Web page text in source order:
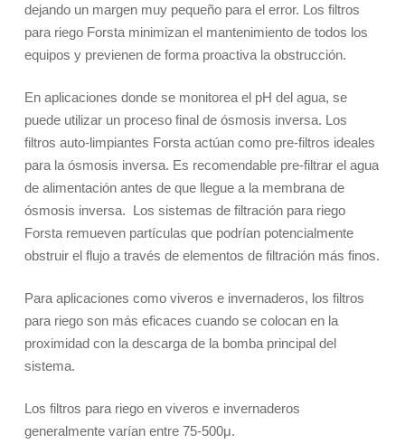
dejando un margen muy pequeño para el error. Los filtros
para riego Forsta minimizan el mantenimiento de todos los
equipos y previenen de forma proactiva la obstrucción.
En aplicaciones donde se monitorea el pH del agua, se
puede utilizar un proceso final de ósmosis inversa. Los
filtros auto-limpiantes Forsta actúan como pre-filtros ideales
para la ósmosis inversa. Es recomendable pre-filtrar el agua
de alimentación antes de que llegue a la membrana de
ósmosis inversa. Los sistemas de filtración para riego
Forsta remueven partículas que podrían potencialmente
obstruir el flujo a través de elementos de filtración más finos.
Para aplicaciones como viveros e invernaderos, los filtros
para riego son más eficaces cuando se colocan en la
proximidad con la descarga de la bomba principal del
sistema.
Los filtros para riego en viveros e invernaderos
generalmente varían entre 75-500μ.